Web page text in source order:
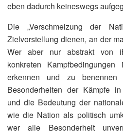
eben dadurch keineswegs
Die „Verschmelzung der
Zielvorstellung dienen, an der
Wer aber nur abstrakt von
konkreten
erkennen und zu
Besonderheiten der Kämpfe
und die Bedeutung der
wie die Nation als politisch
wer alle Besonderheit